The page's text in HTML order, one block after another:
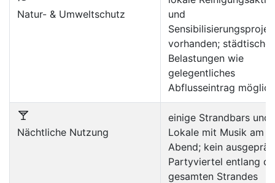
Natur- & Umweltschutz
und
vorhanden; städtische
Belastungen wie
gelegentliches
Abflusseintrag möglich
Nächtliche Nutzung
einige Strandbars und
Lokale mit Musik am
Abend; kein
Partyviertel entlang
gesamten Strandes